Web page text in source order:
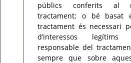
públics conferits al
tractament; o bé
tractament és necessari
d’interessos
responsable del
sempre que sobre